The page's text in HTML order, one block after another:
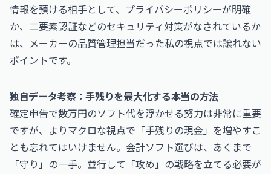
情報を預ける相手として、プライバシーポリシーが明確
か、二要素認証などのセキュリティ対策がなされているか
は、メーカーの品質管理担当だった私の視点では譲れない
ポイントです。
独自データ考察：手残りを最大化する本当の方法
確定申告で数万円のソフト代を浮かせる努力は非常に重要
ですが、よりマクロな視点で「手残りの現金」を増やすこ
とも忘れてはいけません。会計ソフト選びは、あくまで
「守り」の一手。並行して「攻め」の戦略を立てる必要が